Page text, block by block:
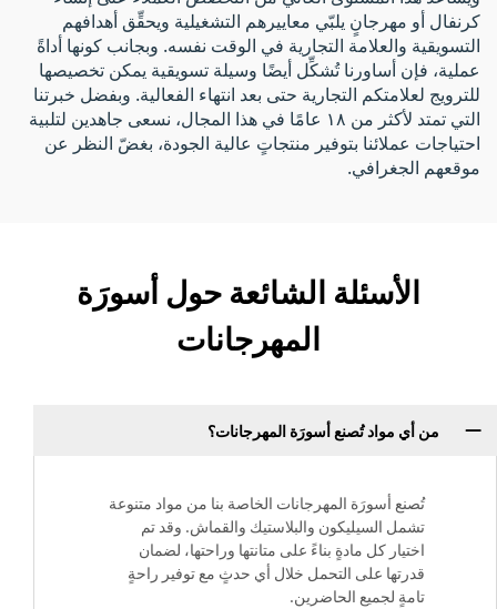
كرنفال أو مهرجانٍ يلبّي معاييرهم التشغيلية ويحقِّق أهدافهم
التسويقية والعلامة التجارية في الوقت نفسه. وبجانب كونها أداةً
عملية، فإن أساورنا تُشكِّل أيضًا وسيلة تسويقية يمكن تخصيصها
للترويج لعلامتكم التجارية حتى بعد انتهاء الفعالية. وبفضل خبرتنا
التي تمتد لأكثر من ١٨ عامًا في هذا المجال، نسعى جاهدين لتلبية
احتياجات عملائنا بتوفير منتجاتٍ عالية الجودة، بغضّ النظر عن
موقعهم الجغرافي.
الأسئلة الشائعة حول أسورَة
المهرجانات
من أي مواد تُصنع أسورَة المهرجانات؟
تُصنع أسورَة المهرجانات الخاصة بنا من مواد متنوعة
تشمل السيليكون والبلاستيك والقماش. وقد تم
اختيار كل مادةٍ بناءً على متانتها وراحتها، لضمان
قدرتها على التحمل خلال أي حدثٍ مع توفير راحةٍ
تامةٍ لجميع الحاضرين.